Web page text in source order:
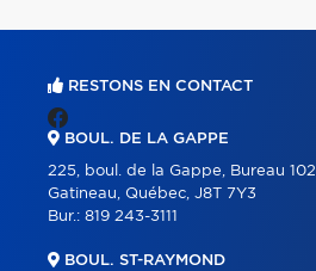
RESTONS EN CONTACT
BOUL. DE LA GAPPE
225, boul. de la Gappe, Bureau 102
Gatineau, Québec, J8T 7Y3
Bur.: 819 243-3111
BOUL. ST-RAYMOND